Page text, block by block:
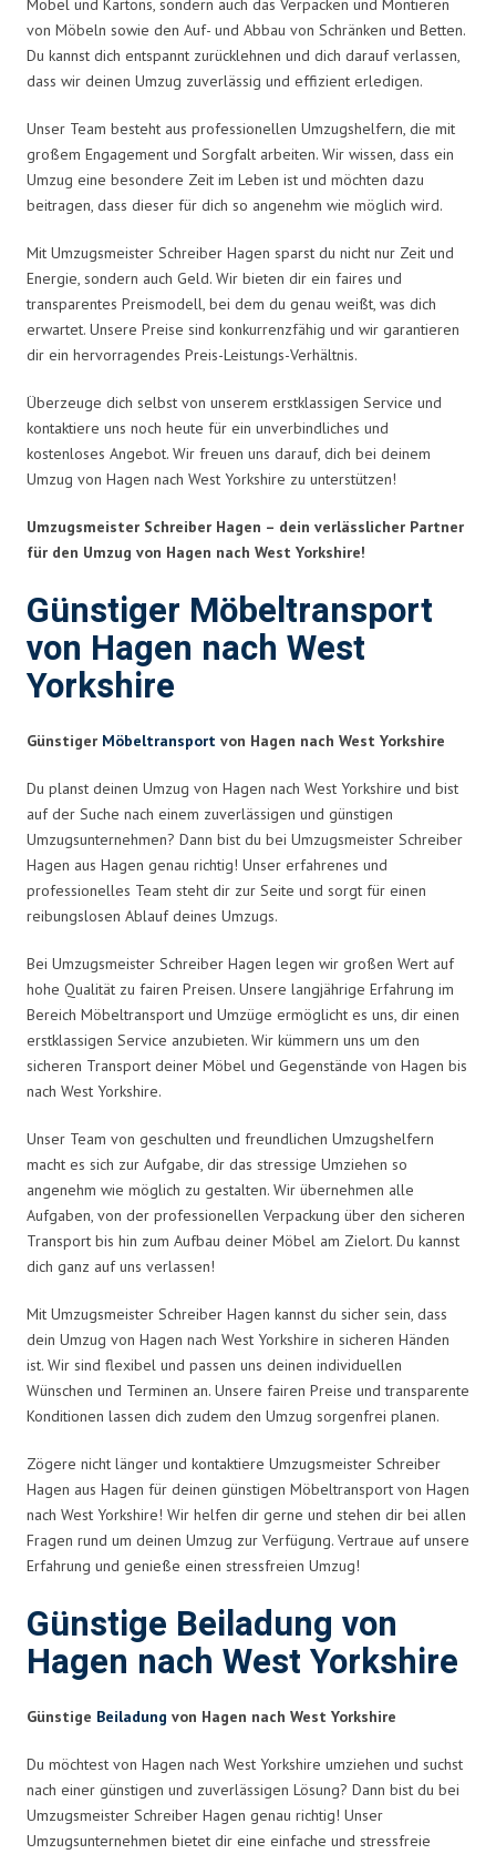
Möbel und Kartons, sondern auch das Verpacken und Montieren
von Möbeln sowie den Auf- und Abbau von Schränken und Betten.
Du kannst dich entspannt zurücklehnen und dich darauf verlassen,
dass wir deinen Umzug zuverlässig und effizient erledigen.
Unser Team besteht aus professionellen Umzugshelfern, die mit
großem Engagement und Sorgfalt arbeiten. Wir wissen, dass ein
Umzug eine besondere Zeit im Leben ist und möchten dazu
beitragen, dass dieser für dich so angenehm wie möglich wird.
Mit Umzugsmeister Schreiber Hagen sparst du nicht nur Zeit und
Energie, sondern auch Geld. Wir bieten dir ein faires und
transparentes Preismodell, bei dem du genau weißt, was dich
erwartet. Unsere Preise sind konkurrenzfähig und wir garantieren
dir ein hervorragendes Preis-Leistungs-Verhältnis.
Überzeuge dich selbst von unserem erstklassigen Service und
kontaktiere uns noch heute für ein unverbindliches und
kostenloses Angebot. Wir freuen uns darauf, dich bei deinem
Umzug von Hagen nach West Yorkshire zu unterstützen!
Umzugsmeister Schreiber Hagen – dein verlässlicher Partner
für den Umzug von Hagen nach West Yorkshire!
Günstiger Möbeltransport
von Hagen nach West
Yorkshire
Günstiger Möbeltransport von Hagen nach West Yorkshire
Du planst deinen Umzug von Hagen nach West Yorkshire und bist
auf der Suche nach einem zuverlässigen und günstigen
Umzugsunternehmen? Dann bist du bei Umzugsmeister Schreiber
Hagen aus Hagen genau richtig! Unser erfahrenes und
professionelles Team steht dir zur Seite und sorgt für einen
reibungslosen Ablauf deines Umzugs.
Bei Umzugsmeister Schreiber Hagen legen wir großen Wert auf
hohe Qualität zu fairen Preisen. Unsere langjährige Erfahrung im
Bereich Möbeltransport und Umzüge ermöglicht es uns, dir einen
erstklassigen Service anzubieten. Wir kümmern uns um den
sicheren Transport deiner Möbel und Gegenstände von Hagen bis
nach West Yorkshire.
Unser Team von geschulten und freundlichen Umzugshelfern
macht es sich zur Aufgabe, dir das stressige Umziehen so
angenehm wie möglich zu gestalten. Wir übernehmen alle
Aufgaben, von der professionellen Verpackung über den sicheren
Transport bis hin zum Aufbau deiner Möbel am Zielort. Du kannst
dich ganz auf uns verlassen!
Mit Umzugsmeister Schreiber Hagen kannst du sicher sein, dass
dein Umzug von Hagen nach West Yorkshire in sicheren Händen
ist. Wir sind flexibel und passen uns deinen individuellen
Wünschen und Terminen an. Unsere fairen Preise und transparente
Konditionen lassen dich zudem den Umzug sorgenfrei planen.
Zögere nicht länger und kontaktiere Umzugsmeister Schreiber
Hagen aus Hagen für deinen günstigen Möbeltransport von Hagen
nach West Yorkshire! Wir helfen dir gerne und stehen dir bei allen
Fragen rund um deinen Umzug zur Verfügung. Vertraue auf unsere
Erfahrung und genieße einen stressfreien Umzug!
Günstige Beiladung von
Hagen nach West Yorkshire
Günstige Beiladung von Hagen nach West Yorkshire
Du möchtest von Hagen nach West Yorkshire umziehen und suchst
nach einer günstigen und zuverlässigen Lösung? Dann bist du bei
Umzugsmeister Schreiber Hagen genau richtig! Unser
Umzugsunternehmen bietet dir eine einfache und stressfreie